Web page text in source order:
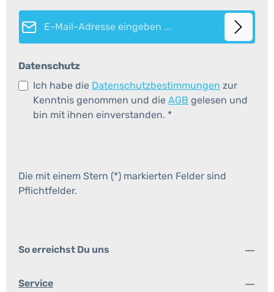
E-Mail-Adresse*
Datenschutz
Ich habe die Datenschutzbestimmungen zur
Kenntnis genommen und die AGB gelesen und
bin mit ihnen einverstanden. *
Die mit einem Stern (*) markierten Felder sind
Pflichtfelder.
So erreichst Du uns
Service